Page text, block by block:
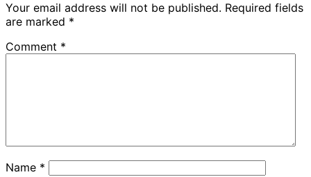
Your email address will not be published. Required fields
are marked *
Comment *
Name *